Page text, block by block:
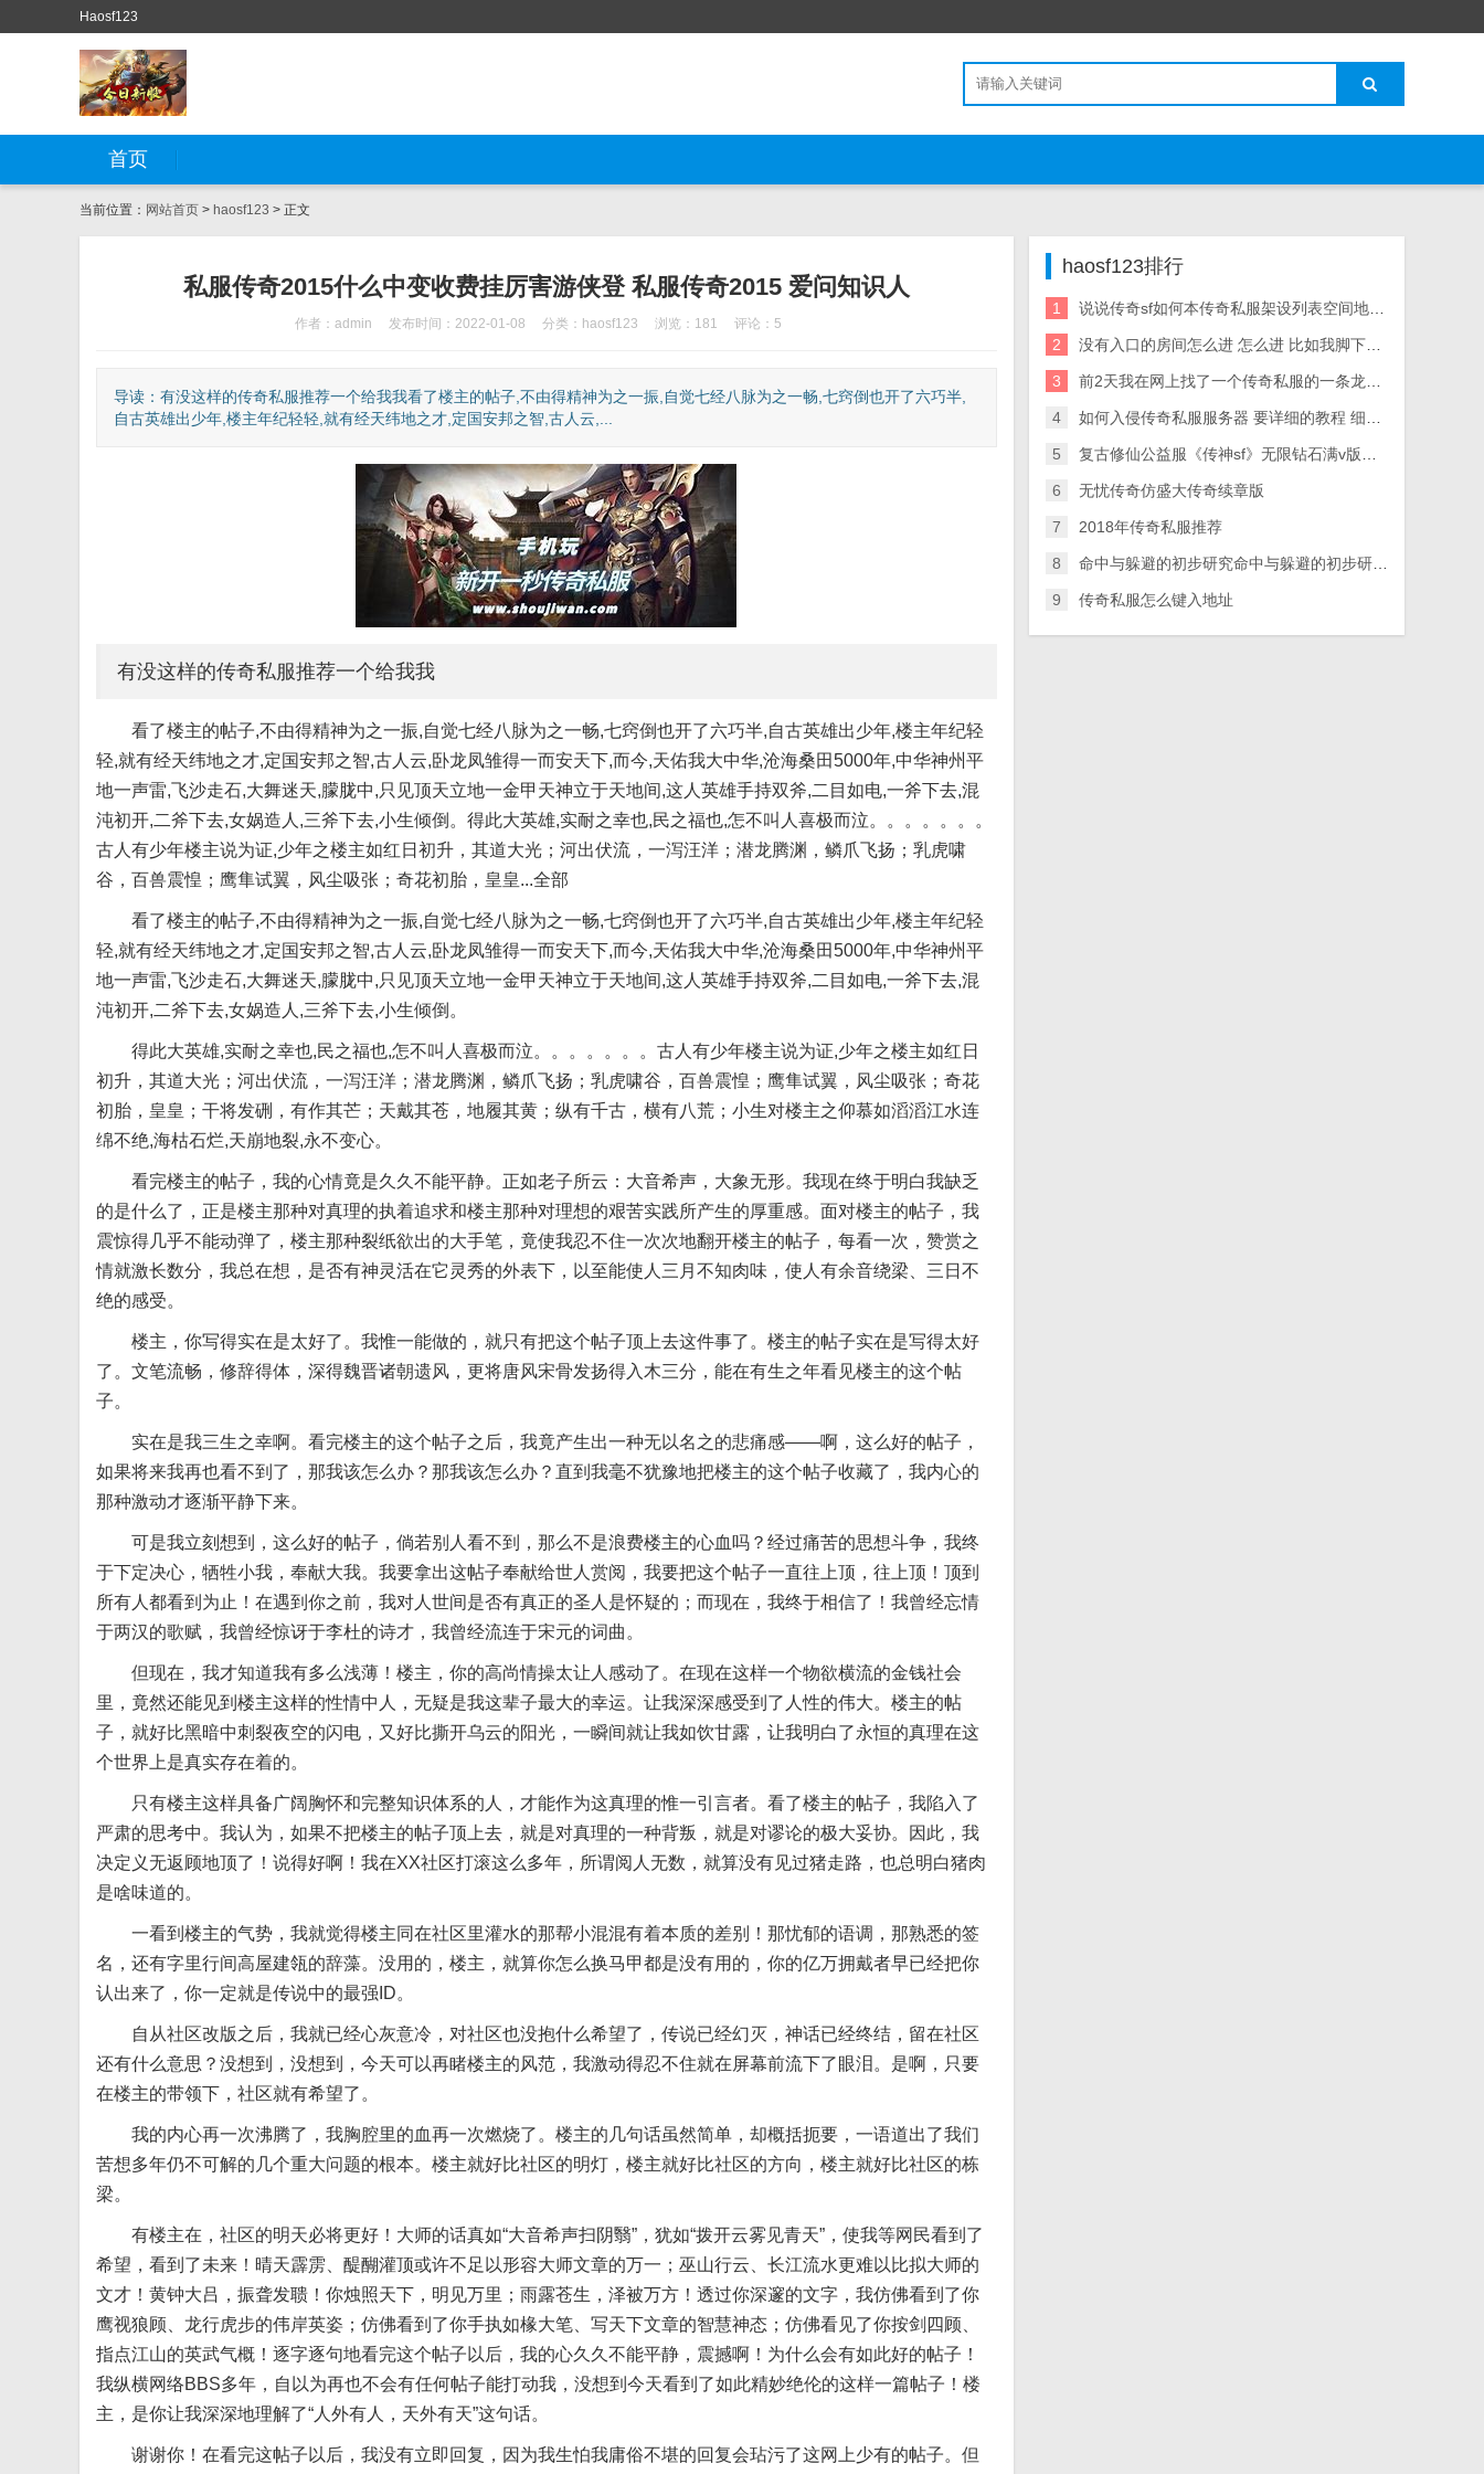
Haosf123
首页
当前位置： 网站首页 > haosf123 > 正文
私服传奇2015什么中变收费挂厉害游侠登 私服传奇2015 爱问知识人
作者：admin 发布时间：2022-01-08 分类： haosf123 浏览：181 评论：5
导读：有没这样的传奇私服推荐一个给我我看了楼主的帖子,不由得精神为之一振,自觉七经八脉为之一畅,七窍倒也开了六巧半,
自古英雄出少年,楼主年纪轻轻,就有经天纬地之才,定国安邦之智,古人云,...
有没这样的传奇私服推荐一个给我我
看了楼主的帖子,不由得精神为之一振,自觉七经八脉为之一畅,七窍倒也开了六巧半,自古英雄出少年,楼主年纪轻
轻,就有经天纬地之才,定国安邦之智,古人云,卧龙凤雏得一而安天下,而今,天佑我大中华,沧海桑田5000年,中华神州平
地一声雷,飞沙走石,大舞迷天,朦胧中,只见顶天立地一金甲天神立于天地间,这人英雄手持双斧,二目如电,一斧下去,混
沌初开,二斧下去,女娲造人,三斧下去,小生倾倒。得此大英雄,实耐之幸也,民之福也,怎不叫人喜极而泣。。。。。。。
古人有少年楼主说为证,少年之楼主如红日初升，其道大光；河出伏流，一泻汪洋；潜龙腾渊，鳞爪飞扬；乳虎啸
谷，百兽震惶；鹰隼试翼，风尘吸张；奇花初胎，皇皇...全部
看了楼主的帖子,不由得精神为之一振,自觉七经八脉为之一畅,七窍倒也开了六巧半,自古英雄出少年,楼主年纪轻
轻,就有经天纬地之才,定国安邦之智,古人云,卧龙凤雏得一而安天下,而今,天佑我大中华,沧海桑田5000年,中华神州平
地一声雷,飞沙走石,大舞迷天,朦胧中,只见顶天立地一金甲天神立于天地间,这人英雄手持双斧,二目如电,一斧下去,混
沌初开,二斧下去,女娲造人,三斧下去,小生倾倒。
得此大英雄,实耐之幸也,民之福也,怎不叫人喜极而泣。。。。。。。古人有少年楼主说为证,少年之楼主如红日
初升，其道大光；河出伏流，一泻汪洋；潜龙腾渊，鳞爪飞扬；乳虎啸谷，百兽震惶；鹰隼试翼，风尘吸张；奇花
初胎，皇皇；干将发硎，有作其芒；天戴其苍，地履其黄；纵有千古，横有八荒；小生对楼主之仰慕如滔滔江水连
绵不绝,海枯石烂,天崩地裂,永不变心。
看完楼主的帖子，我的心情竟是久久不能平静。正如老子所云：大音希声，大象无形。我现在终于明白我缺乏
的是什么了，正是楼主那种对真理的执着追求和楼主那种对理想的艰苦实践所产生的厚重感。面对楼主的帖子，我
震惊得几乎不能动弹了，楼主那种裂纸欲出的大手笔，竟使我忍不住一次次地翻开楼主的帖子，每看一次，赞赏之
情就激长数分，我总在想，是否有神灵活在它灵秀的外表下，以至能使人三月不知肉味，使人有余音绕梁、三日不
绝的感受。
楼主，你写得实在是太好了。我惟一能做的，就只有把这个帖子顶上去这件事了。楼主的帖子实在是写得太好
了。文笔流畅，修辞得体，深得魏晋诸朝遗风，更将唐风宋骨发扬得入木三分，能在有生之年看见楼主的这个帖
子。
实在是我三生之幸啊。看完楼主的这个帖子之后，我竟产生出一种无以名之的悲痛感——啊，这么好的帖子，
如果将来我再也看不到了，那我该怎么办？那我该怎么办？直到我毫不犹豫地把楼主的这个帖子收藏了，我内心的
那种激动才逐渐平静下来。
可是我立刻想到，这么好的帖子，倘若别人看不到，那么不是浪费楼主的心血吗？经过痛苦的思想斗争，我终
于下定决心，牺牲小我，奉献大我。我要拿出这帖子奉献给世人赏阅，我要把这个帖子一直往上顶，往上顶！顶到
所有人都看到为止！在遇到你之前，我对人世间是否有真正的圣人是怀疑的；而现在，我终于相信了！我曾经忘情
于两汉的歌赋，我曾经惊讶于李杜的诗才，我曾经流连于宋元的词曲。
但现在，我才知道我有多么浅薄！楼主，你的高尚情操太让人感动了。在现在这样一个物欲横流的金钱社会
里，竟然还能见到楼主这样的性情中人，无疑是我这辈子最大的幸运。让我深深感受到了人性的伟大。楼主的帖
子，就好比黑暗中刺裂夜空的闪电，又好比撕开乌云的阳光，一瞬间就让我如饮甘露，让我明白了永恒的真理在这
个世界上是真实存在着的。
只有楼主这样具备广阔胸怀和完整知识体系的人，才能作为这真理的惟一引言者。看了楼主的帖子，我陷入了
严肃的思考中。我认为，如果不把楼主的帖子顶上去，就是对真理的一种背叛，就是对谬论的极大妥协。因此，我
决定义无返顾地顶了！说得好啊！我在XX社区打滚这么多年，所谓阅人无数，就算没有见过猪走路，也总明白猪肉
是啥味道的。
一看到楼主的气势，我就觉得楼主同在社区里灌水的那帮小混混有着本质的差别！那忧郁的语调，那熟悉的签
名，还有字里行间高屋建瓴的辞藻。没用的，楼主，就算你怎么换马甲都是没有用的，你的亿万拥戴者早已经把你
认出来了，你一定就是传说中的最强ID。
自从社区改版之后，我就已经心灰意冷，对社区也没抱什么希望了，传说已经幻灭，神话已经终结，留在社区
还有什么意思？没想到，没想到，今天可以再睹楼主的风范，我激动得忍不住就在屏幕前流下了眼泪。是啊，只要
在楼主的带领下，社区就有希望了。
我的内心再一次沸腾了，我胸腔里的血再一次燃烧了。楼主的几句话虽然简单，却概括扼要，一语道出了我们
苦想多年仍不可解的几个重大问题的根本。楼主就好比社区的明灯，楼主就好比社区的方向，楼主就好比社区的栋
梁。
有楼主在，社区的明天必将更好！大师的话真如“大音希声扫阴翳”，犹如“拨开云雾见青天”，使我等网民看到了
希望，看到了未来！晴天霹雳、醍醐灌顶或许不足以形容大师文章的万一；巫山行云、长江流水更难以比拟大师的
文才！黄钟大吕，振聋发聩！你烛照天下，明见万里；雨露苍生，泽被万方！透过你深邃的文字，我仿佛看到了你
鹰视狼顾、龙行虎步的伟岸英姿；仿佛看到了你手执如椽大笔、写天下文章的智慧神态；仿佛看见了你按剑四顾、
指点江山的英武气概！逐字逐句地看完这个帖子以后，我的心久久不能平静，震撼啊！为什么会有如此好的帖子！
我纵横网络BBS多年，自以为再也不会有任何帖子能打动我，没想到今天看到了如此精妙绝伦的这样一篇帖子！楼
主，是你让我深深地理解了“人外有人，天外有天”这句话。
谢谢你！在看完这帖子以后，我没有立即回复，因为我生怕我庸俗不堪的回复会玷污了这网上少有的帖子。但
haosf123排行
1 说说传奇sf如何本传奇私服架设列表空间地架设列表跟开区网站
2 没有入口的房间怎么进 怎么进 比如我脚下的这个
3 前2天我在网上找了一个传奇私服的一条龙代理 找到一个网站。传奇一条龙 但是被骗了 1900元
4 如何入侵传奇私服服务器 要详细的教程 细节要绝对详细的。。
5 复古修仙公益服《传神sf》无限钻石满v版开启 1 76复古传奇SF 超变 满V 无限元宝服 300 爆神
6 无忧传奇仿盛大传奇续章版
7 2018年传奇私服推荐
8 命中与躲避的初步研究命中与躲避的初步研究 – 手机爱问
9 传奇私服怎么键入地址